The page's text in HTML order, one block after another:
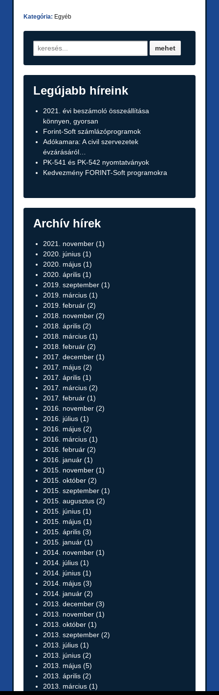
Kategória: Egyéb
Legújabb híreink
2021. évi beszámoló összeállítása
könnyen, gyorsan
Forint-Soft számlázóprogramok
Adókamara: A civil szervezetek
évzárásáról…
PK-541 és PK-542 nyomtatványok
Kedvezmény FORINT-Soft programokra
Archív hírek
2021. november (1)
2020. június (1)
2020. május (1)
2020. április (1)
2019. szeptember (1)
2019. március (1)
2019. február (2)
2018. november (2)
2018. április (2)
2018. március (1)
2018. február (2)
2017. december (1)
2017. május (2)
2017. április (1)
2017. március (2)
2017. február (1)
2016. november (2)
2016. július (1)
2016. május (2)
2016. március (1)
2016. február (2)
2016. január (1)
2015. november (1)
2015. október (2)
2015. szeptember (1)
2015. augusztus (2)
2015. június (1)
2015. május (1)
2015. április (3)
2015. január (1)
2014. november (1)
2014. július (1)
2014. június (1)
2014. május (3)
2014. január (2)
2013. december (3)
2013. november (1)
2013. október (1)
2013. szeptember (2)
2013. július (1)
2013. június (2)
2013. május (5)
2013. április (2)
2013. március (1)